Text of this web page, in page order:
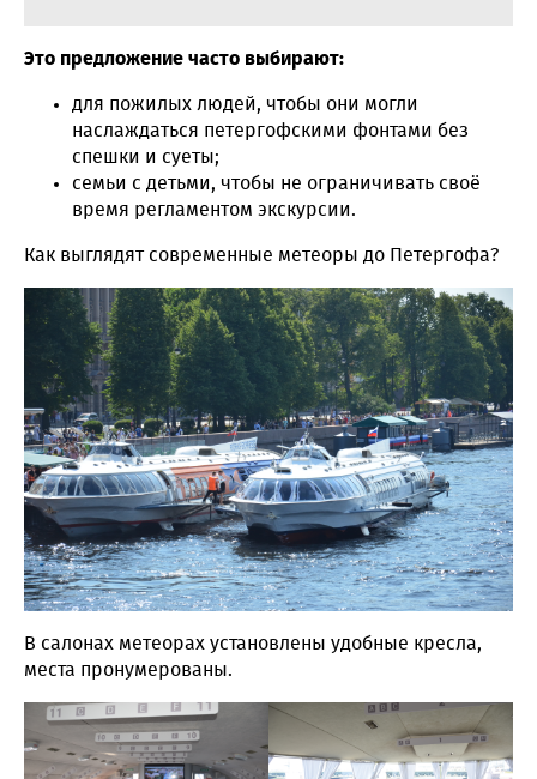
Это предложение часто выбирают:
для пожилых людей, чтобы они могли
наслаждаться петергофскими фонтами без
спешки и суеты;
семьи с детьми, чтобы не ограничивать своё
время регламентом экскурсии.
Как выглядят современные метеоры до Петергофа?
В салонах метеорах установлены удобные кресла,
места пронумерованы.